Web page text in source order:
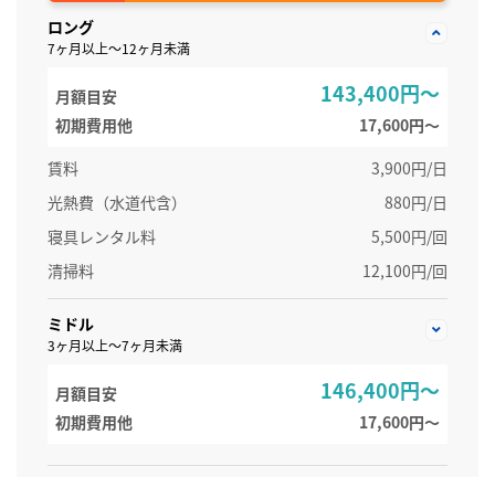
ロング
7ヶ月以上～12ヶ月未満
月額目安 143,400円～
初期費用他
17,600円〜
賃料
3,900円/日
光熱費（水道代含）
880円/日
寝具レンタル料
5,500円/回
清掃料
12,100円/回
ミドル
3ヶ月以上～7ヶ月未満
月額目安 146,400円～
初期費用他 17,600円〜